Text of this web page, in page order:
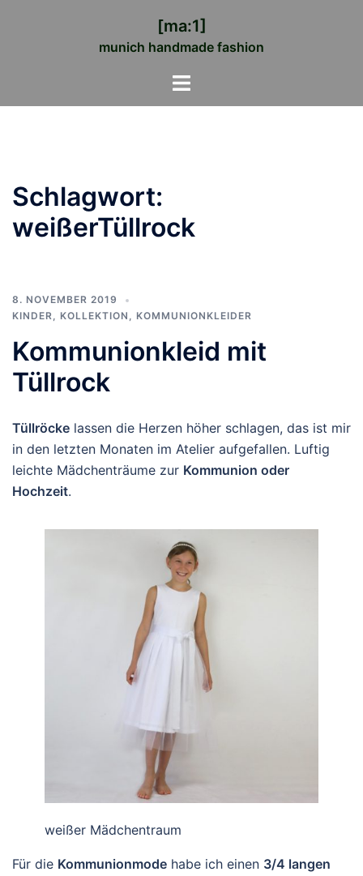
[ma:1]
munich handmade fashion
Menü
Schlagwort:
weißerTüllrock
8. NOVEMBER 2019
KINDER, KOLLEKTION , KOMMUNIONKLEIDER
Kommunionkleid mit
Tüllrock
Tüllröcke lassen die Herzen höher schlagen, das ist mir
in den letzten Monaten im Atelier aufgefallen. Luftig
leichte Mädchenträume zur Kommunion oder
Hochzeit.
weißer Mädchentraum
Für die Kommunionmode habe ich einen 3/4 langen